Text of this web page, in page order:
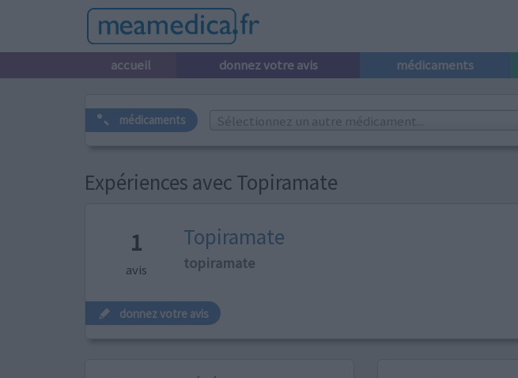
accueil donnez votre avis médicaments
médicaments Sélectionnez un autre médicament...
Expériences avec Topiramate
1
avis
Topiramate
topiramate
donnez votre avis